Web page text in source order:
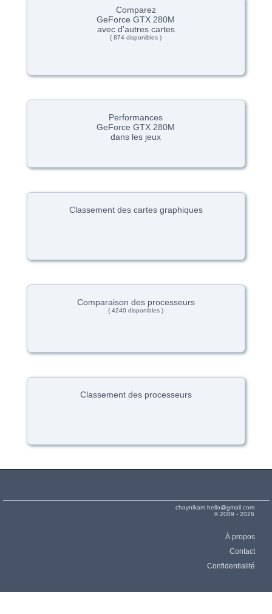
Comparez
GeForce GTX 280M
avec d'autres cartes
( 874 disponibles )
Performances
GeForce GTX 280M
dans les jeux
Classement des cartes graphiques
Comparaison des processeurs
( 4240 disponibles )
Classement des processeurs
chaynikam.hello@gmail.com
© 2009 - 2026
À propos
Contact
Confidentialité